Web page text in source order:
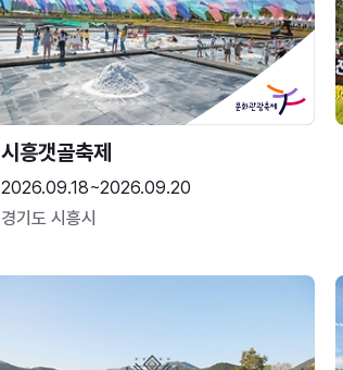
시흥갯골축제
2026.09.18~2026.09.20
경기도 시흥시